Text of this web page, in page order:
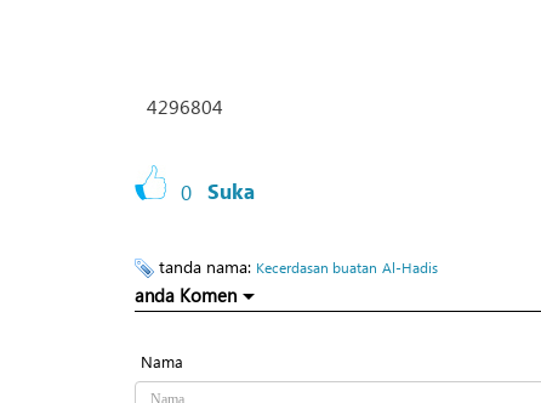
4296804
0 Suka
tanda nama: Kecerdasan buatan Al-Hadis
anda Komen
Nama